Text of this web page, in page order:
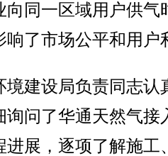
向同一区域用户供气
响了市场公平和用户
建设局负责同志认
询问了华通天然气接
进展，逐项了解施工